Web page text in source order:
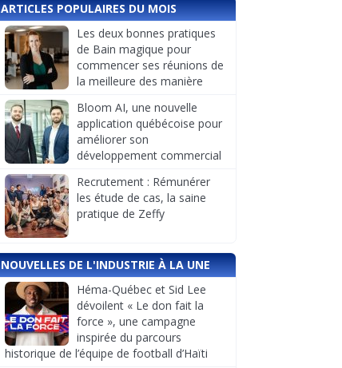
ARTICLES POPULAIRES DU MOIS
Les deux bonnes pratiques
de Bain magique pour
commencer ses réunions de
la meilleure des manière
Bloom AI, une nouvelle
application québécoise pour
améliorer son
développement commercial
Recrutement : Rémunérer
les étude de cas, la saine
pratique de Zeffy
NOUVELLES DE L'INDUSTRIE À LA UNE
Héma-Québec et Sid Lee
dévoilent « Le don fait la
force », une campagne
inspirée du parcours
historique de l’équipe de football d’Haïti